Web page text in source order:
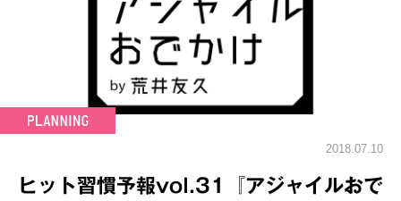
2018.07.10
ヒット習慣予報vol.31『アジャイルおで